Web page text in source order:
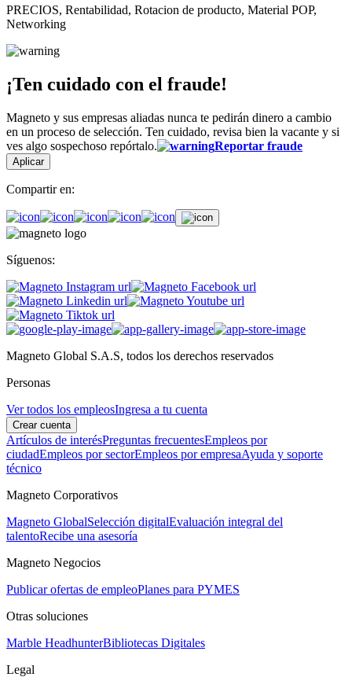
PRECIOS, Rentabilidad, Rotacion de producto, Material POP,
Networking
¡Ten cuidado con el fraude!
Magneto y sus empresas aliadas nunca te pedirán dinero a cambio
en un proceso de selección. Ten cuidado, revisa bien la vacante y si
ves algo sospechoso repórtalo.
Reportar fraude
Aplicar
Compartir en:
Síguenos:
Magneto Global S.A.S, todos los derechos reservados
Personas
Ver todos los empleosIngresa a tu cuenta
Crear cuenta
Artículos de interésPreguntas frecuentesEmpleos por
ciudadEmpleos por sectorEmpleos por empresaAyuda y soporte
técnico
Magneto Corporativos
Magneto GlobalSelección digitalEvaluación integral del
talentoRecibe una asesoría
Magneto Negocios
Publicar ofertas de empleoPlanes para PYMES
Otras soluciones
Marble HeadhunterBibliotecas Digitales
Legal